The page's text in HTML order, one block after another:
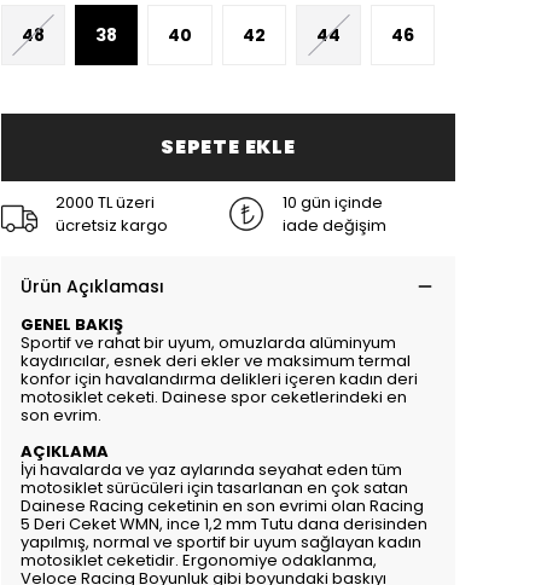
48 38 40 42 44 46
SEPETE EKLE
2000 TL üzeri
ücretsiz kargo
10 gün içinde
iade değişim
Ürün Açıklaması
GENEL BAKIŞ
Sportif ve rahat bir uyum, omuzlarda alüminyum
kaydırıcılar, esnek deri ekler ve maksimum termal
konfor için havalandırma delikleri içeren kadın deri
motosiklet ceketi. Dainese spor ceketlerindeki en
son evrim.
AÇIKLAMA
İyi havalarda ve yaz aylarında seyahat eden tüm
motosiklet sürücüleri için tasarlanan en çok satan
Dainese Racing ceketinin en son evrimi olan Racing
5 Deri Ceket WMN, ince 1,2 mm Tutu dana derisinden
yapılmış, normal ve sportif bir uyum sağlayan kadın
motosiklet ceketidir. Ergonomiye odaklanma,
Veloce Racing Boyunluk gibi boyundaki baskıyı